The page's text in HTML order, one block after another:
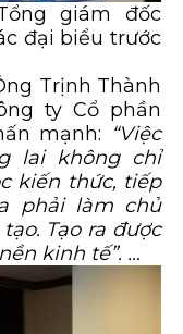
giám đốc
đại biểu trước
Trịnh Thành
ty Cổ phần
mạnh: “Việc
lai không chỉ
kiến thức, tiếp
phải làm chủ
Tạo ra được
kinh tế”. …